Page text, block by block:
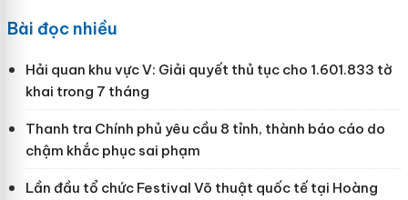
Bài đọc nhiều
Hải quan khu vực V: Giải quyết thủ tục cho 1.601.833 tờ
khai trong 7 tháng
Thanh tra Chính phủ yêu cầu 8 tỉnh, thành báo cáo do
chậm khắc phục sai phạm
Lần đầu tổ chức Festival Võ thuật quốc tế tại Hoàng